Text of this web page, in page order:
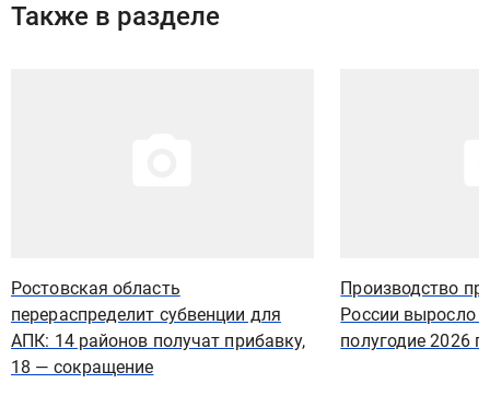
Также в разделе
Ростовская область
перераспределит субвенции для
АПК: 14 районов получат прибавку,
18 — сокращение
Производство
России выросло
полугодие 2026